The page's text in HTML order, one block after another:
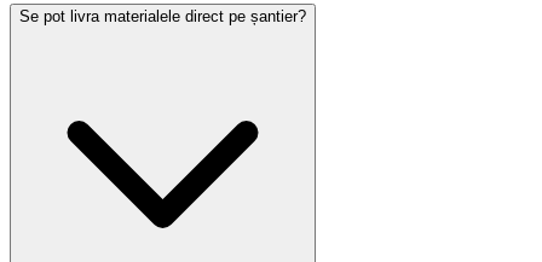
Se pot livra materialele direct pe șantier?